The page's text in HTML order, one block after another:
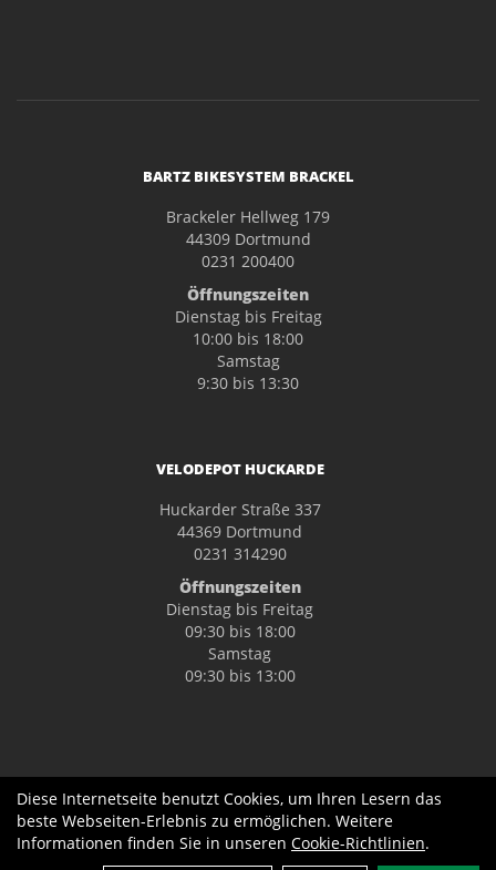
BARTZ BIKESYSTEM BRACKEL
Brackeler Hellweg 179
44309 Dortmund
0231 200400
Öffnungszeiten
Dienstag bis Freitag
10:00 bis 18:00
Samstag
9:30 bis 13:30
VELODEPOT HUCKARDE
Huckarder Straße 337
44369 Dortmund
0231 314290
Öffnungszeiten
Dienstag bis Freitag
09:30 bis 18:00
Samstag
09:30 bis 13:00
Diese Internetseite benutzt Cookies, um Ihren Lesern das
beste Webseiten-Erlebnis zu ermöglichen. Weitere
Informationen finden Sie in unseren Cookie-Richtlinien.